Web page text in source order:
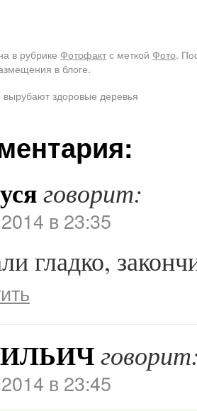
в рубрике Фотофактс меткой Фото.
в блоге.
здоровые деревья
говорит:
в 23:35
гладко,
в 23:45